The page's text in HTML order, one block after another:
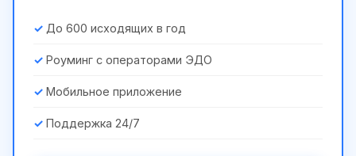
До 600 исходящих в год
Роуминг с операторами ЭДО
Мобильное приложение
Поддержка 24/7